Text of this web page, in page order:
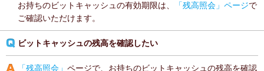
お持ちのビットキャッシュの有効期限は、
「残高照会」ページで
ご確認いただけます。
ビットキャッシュの残高を確認したい
「残高照会」 ページで、お持ちのビットキャッシュの残高を確認